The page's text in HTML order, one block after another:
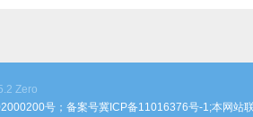
Zero
号；备案号冀ICP备11016376号-1;本网站